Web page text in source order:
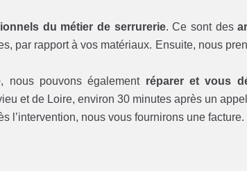
du métier de serrurerie. Ce sont des
par rapport à vos matériaux. Ensuite, nous
, nous pouvons également réparer et vous
et de Loire, environ 30 minutes après un
l’intervention, nous vous fournirons une facture.